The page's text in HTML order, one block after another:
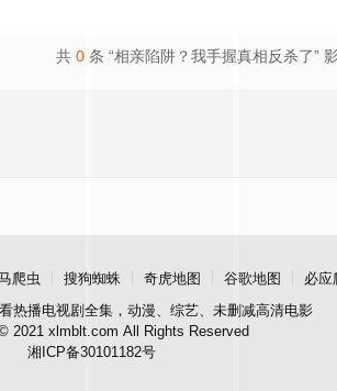
共 0 条 “相亲陷阱？我手握真相反杀了”
爬虫 搜狗蜘蛛 奇虎地图 谷歌地图
必应
热播电视剧全集，动漫、综艺、未删减高清电影
2021 xlmblt.com All Rights Reserved
湘ICP备30101182号